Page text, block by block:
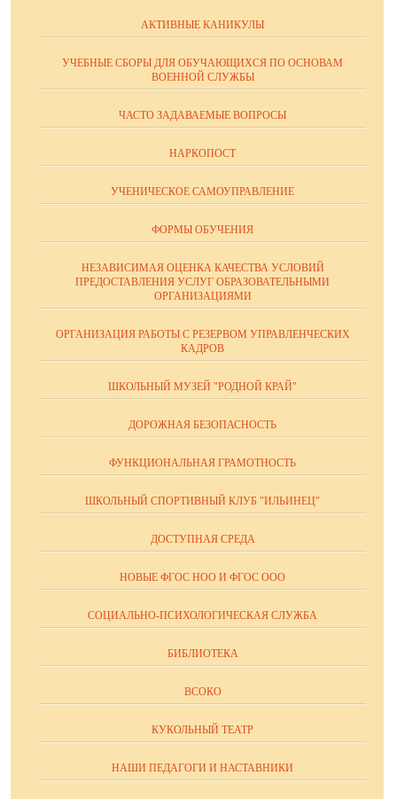
АКТИВНЫЕ КАНИКУЛЫ
УЧЕБНЫЕ СБОРЫ ДЛЯ ОБУЧАЮЩИХСЯ ПО ОСНОВАМ
ВОЕННОЙ СЛУЖБЫ
ЧАСТО ЗАДАВАЕМЫЕ ВОПРОСЫ
НАРКОПОСТ
УЧЕНИЧЕСКОЕ САМОУПРАВЛЕНИЕ
ФОРМЫ ОБУЧЕНИЯ
НЕЗАВИСИМАЯ ОЦЕНКА КАЧЕСТВА УСЛОВИЙ
ПРЕДОСТАВЛЕНИЯ УСЛУГ ОБРАЗОВАТЕЛЬНЫМИ
ОРГАНИЗАЦИЯМИ
ОРГАНИЗАЦИЯ РАБОТЫ С РЕЗЕРВОМ УПРАВЛЕНЧЕСКИХ
КАДРОВ
ШКОЛЬНЫЙ МУЗЕЙ "РОДНОЙ КРАЙ"
ДОРОЖНАЯ БЕЗОПАСНОСТЬ
ФУНКЦИОНАЛЬНАЯ ГРАМОТНОСТЬ
ШКОЛЬНЫЙ СПОРТИВНЫЙ КЛУБ "ИЛЬИНЕЦ"
ДОСТУПНАЯ СРЕДА
НОВЫЕ ФГОС НОО И ФГОС ООО
СОЦИАЛЬНО-ПСИХОЛОГИЧЕСКАЯ СЛУЖБА
БИБЛИОТЕКА
ВСОКО
КУКОЛЬНЫЙ ТЕАТР
НАШИ ПЕДАГОГИ И НАСТАВНИКИ